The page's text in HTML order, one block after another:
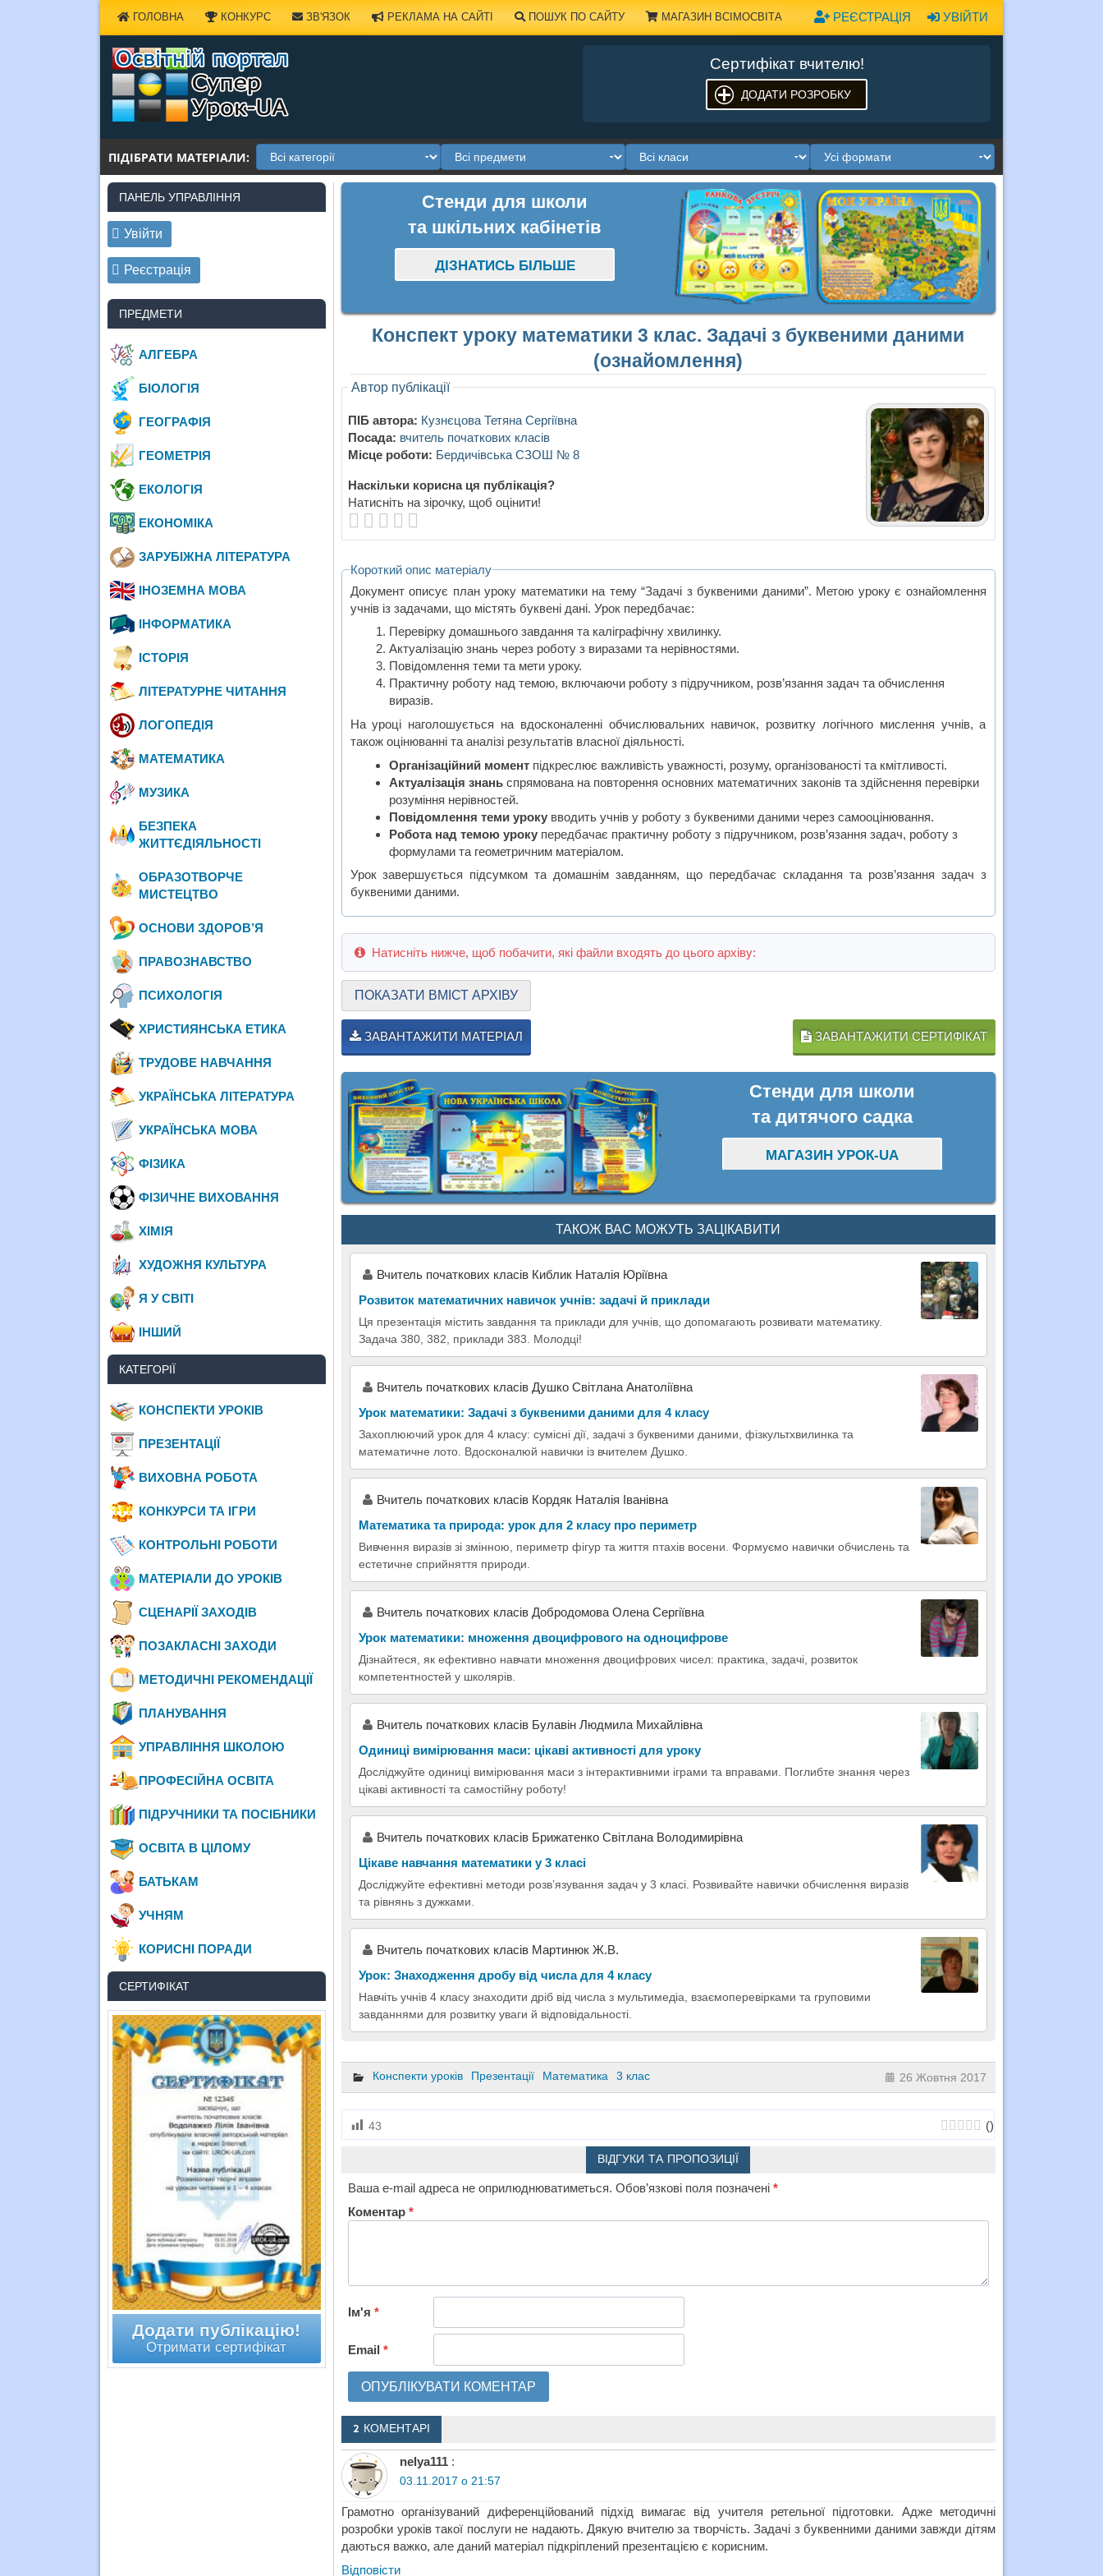
УВІЙТИ
РЕЄСТРАЦІЯ
ГОЛОВНА КОНКУРС ЗВ'ЯЗОК РЕКЛАМА НА САЙТІ ПОШУК ПО САЙТУ МАГАЗИН ВСІМОСВІТА
Сертифікат вчителю!
ДОДАТИ РОЗРОБКУ
ПІДІБРАТИ МАТЕРІАЛИ:
Стенди для школи
та шкільних кабінетів
ДІЗНАТИСЬ БІЛЬШЕ
Конспект уроку математики 3 клас. Задачі з буквеними даними
(ознайомлення)
Автор публікації
ПІБ автора: Кузнєцова Тетяна Сергіївна
Посада: вчитель початкових класів
Місце роботи: Бердичівська СЗОШ № 8
Наскільки корисна ця публікація?
Натисніть на зірочку, щоб оцінити!
Короткий опис матеріалу
Документ описує план уроку математики на тему “Задачі з буквеними даними”. Метою уроку є ознайомлення
учнів із задачами, що містять буквені дані. Урок передбачає:
Перевірку домашнього завдання та каліграфічну хвилинку.
Актуалізацію знань через роботу з виразами та нерівностями.
Повідомлення теми та мети уроку.
Практичну роботу над темою, включаючи роботу з підручником, розв’язання задач та обчислення
виразів.
На уроці наголошується на вдосконаленні обчислювальних навичок, розвитку логічного мислення учнів, а
також оцінюванні та аналізі результатів власної діяльності.
Організаційний момент підкреслює важливість уважності, розуму, організованості та кмітливості.
Актуалізація знань спрямована на повторення основних математичних законів та здійснення перевірки
розуміння нерівностей.
Повідомлення теми уроку вводить учнів у роботу з буквеними даними через самооцінювання.
Робота над темою уроку передбачає практичну роботу з підручником, розв’язання задач, роботу з
формулами та геометричним матеріалом.
Урок завершується підсумком та домашнім завданням, що передбачає складання та розв’язання задач з
буквеними даними.
Натисніть нижче, щоб побачити, які файли входять до цього архіву:
ПОКАЗАТИ ВМІСТ АРХІВУ
ЗАВАНТАЖИТИ МАТЕРІАЛ ЗАВАНТАЖИТИ СЕРТИФІКАТ
Стенди для школи
та дитячого садка
МАГАЗИН УРОК-UA
ТАКОЖ ВАС МОЖУТЬ ЗАЦІКАВИТИ
Вчитель початкових класів Киблик Наталія Юріївна
Розвиток математичних навичок учнів: задачі й приклади
Ця презентація містить завдання та приклади для учнів, що допомагають розвивати математику.
Задача 380, 382, приклади 383. Молодці!
Вчитель початкових класів Душко Світлана Анатоліївна
Урок математики: Задачі з буквеними даними для 4 класу
Захоплюючий урок для 4 класу: сумісні дії, задачі з буквеними даними, фізкультхвилинка та
математичне лото. Вдосконалюй навички із вчителем Душко.
Вчитель початкових класів Кордяк Наталія Іванівна
Математика та природа: урок для 2 класу про периметр
Вивчення виразів зі змінною, периметр фігур та життя птахів восени. Формуємо навички обчислень та
естетичне сприйняття природи.
Вчитель початкових класів Добродомова Олена Сергіївна
Урок математики: множення двоцифрового на одноцифрове
Дізнайтеся, як ефективно навчати множення двоцифрових чисел: практика, задачі, розвиток
компетентностей у школярів.
Вчитель початкових класів Булавін Людмила Михайлівна
Одиниці вимірювання маси: цікаві активності для уроку
Досліджуйте одиниці вимірювання маси з інтерактивними іграми та вправами. Поглибте знання через
цікаві активності та самостійну роботу!
Вчитель початкових класів Брижатенко Світлана Володимирівна
Цікаве навчання математики у 3 класі
Досліджуйте ефективні методи розв’язування задач у 3 класі. Розвивайте навички обчислення виразів
та рівнянь з дужками.
Вчитель початкових класів Мартинюк Ж.В.
Урок: Знаходження дробу від числа для 4 класу
Навчіть учнів 4 класу знаходити дріб від числа з мультимедіа, взаємоперевірками та груповими
завданнями для розвитку уваги й відповідальності.
Конспекти уроків Презентації Математика 3 клас 26 Жовтня 2017
43 ()
ВІДГУКИ ТА ПРОПОЗИЦІЇ
Ваша e-mail адреса не оприлюднюватиметься. Обов’язкові поля позначені *
Коментар *
Ім'я *
Email *
2 КОМЕНТАРІ
nelya111 :
03.11.2017 о 21:57
Грамотно організуваний диференційований підхід вимагає від учителя ретельної підготовки. Адже методичні
розробки уроків такої послуги не надають. Дякую вчителю за творчість. Задачі з буквенними даними завжди дітям
даються важко, але даний матеріал підкріплений презентацією є корисним.
Відповіcти
ПАНЕЛЬ УПРАВЛІННЯ
Увійти
Реєстрація
ПРЕДМЕТИ
АЛГЕБРА
БІОЛОГІЯ
ГЕОГРАФІЯ
ГЕОМЕТРІЯ
ЕКОЛОГІЯ
ЕКОНОМІКА
ЗАРУБІЖНА ЛІТЕРАТУРА
ІНОЗЕМНА МОВА
ІНФОРМАТИКА
ІСТОРІЯ
ЛІТЕРАТУРНЕ ЧИТАННЯ
ЛОГОПЕДІЯ
МАТЕМАТИКА
МУЗИКА
БЕЗПЕКА
ЖИТТЄДІЯЛЬНОСТІ
ОБРАЗОТВОРЧЕ
МИСТЕЦТВО
ОСНОВИ ЗДОРОВ’Я
ПРАВОЗНАВСТВО
ПСИХОЛОГІЯ
ХРИСТИЯНСЬКА ЕТИКА
ТРУДОВЕ НАВЧАННЯ
УКРАЇНСЬКА ЛІТЕРАТУРА
УКРАЇНСЬКА МОВА
ФІЗИКА
ФІЗИЧНЕ ВИХОВАННЯ
ХІМІЯ
ХУДОЖНЯ КУЛЬТУРА
Я У СВІТІ
ІНШИЙ
КАТЕГОРІЇ
КОНСПЕКТИ УРОКІВ
ПРЕЗЕНТАЦІЇ
ВИХОВНА РОБОТА
КОНКУРСИ ТА ІГРИ
КОНТРОЛЬНІ РОБОТИ
МАТЕРІАЛИ ДО УРОКІВ
СЦЕНАРІЇ ЗАХОДІВ
ПОЗАКЛАСНІ ЗАХОДИ
МЕТОДИЧНІ РЕКОМЕНДАЦІЇ
ПЛАНУВАННЯ
УПРАВЛІННЯ ШКОЛОЮ
ПРОФЕСІЙНА ОСВІТА
ПІДРУЧНИКИ ТА ПОСІБНИКИ
ОСВІТА В ЦІЛОМУ
БАТЬКАМ
УЧНЯМ
КОРИСНІ ПОРАДИ
СЕРТИФІКАТ
Додати публікацію!
Отримати сертифікат